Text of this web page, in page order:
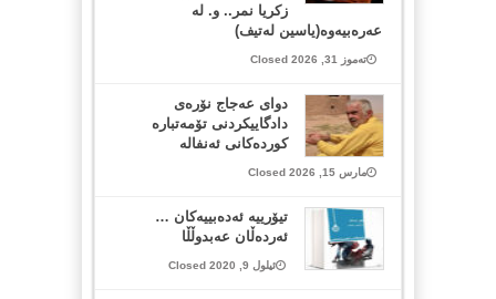
زکریا نمر.. و. لە
عەرەبیەوە(یاسین لەتیف)
تەموز 31, 2026 Closed
دوای عەجاج نۆرەی
دادگاییكردنی تۆمەتبارە
كوردەكانی ئەنفالە
مارس 15, 2026 Closed
تیۆرییە ئەدەبییەکان …
ئەردەڵان عەبدوڵڵا
ئیلول 9, 2020 Closed